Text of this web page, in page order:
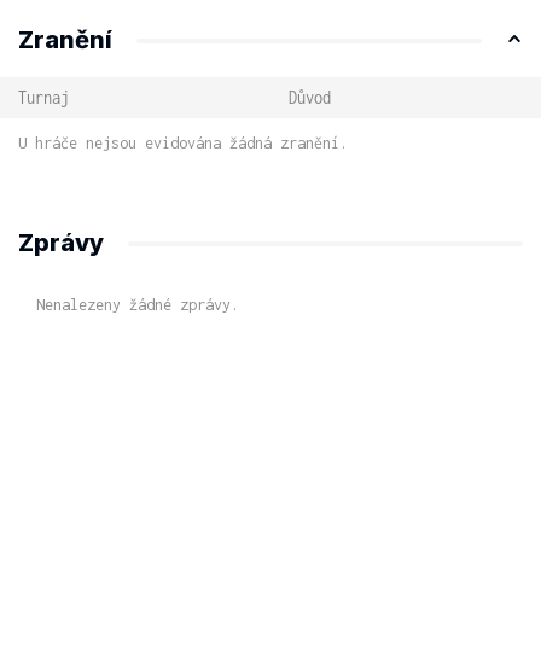
Zranění
Turnaj Důvod
U hráče nejsou evidována žádná zranění.
Zprávy
Nenalezeny žádné zprávy.